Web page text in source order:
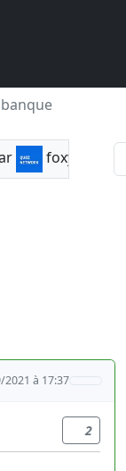
foxylabnyy
2021 à 17:37
2